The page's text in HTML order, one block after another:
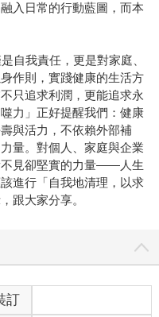
入日常的行動藍圖，而本
自我責任，更是對家庭、
作則，實踐健康的生活方
只追求利潤，更能追求永
力」正好提醒我們：健康
與活力，不依賴外部補
量。對個人、家庭與企業
不見卻堅實的力量——人生
進行「自我地清理，以求
跟大家分享。
訂